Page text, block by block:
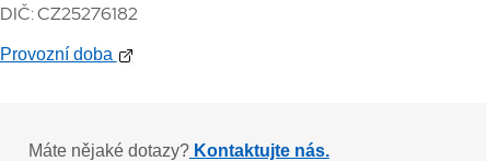
DIČ: CZ25276182
Provozní doba
Máte nějaké dotazy?Kontaktujte nás.